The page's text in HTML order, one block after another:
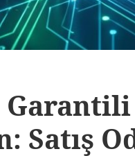
Satış